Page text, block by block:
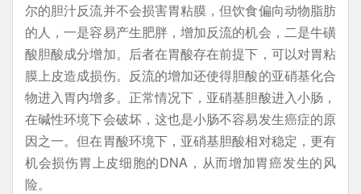
尔的胆汁反流并不会损害胃粘膜，但饮食偏向动物脂肪
的人，一是容易产生肥胖，增加反流的机会，二是牛磺
酸胆酸成分增加。后者在胃酸存在前提下，可以对胃粘
膜上皮造成损伤。反流的增加还使得胆酸的亚硝基化合
物进入胃内增多。正常情况下，亚硝基胆酸进入小肠，
在碱性环境下会破坏，这也是小肠不容易发生癌症的原
因之一。但在胃酸环境下，亚硝基胆酸相对稳定，更有
机会损伤胃上皮细胞的DNA，从而增加胃癌发生的风
险。